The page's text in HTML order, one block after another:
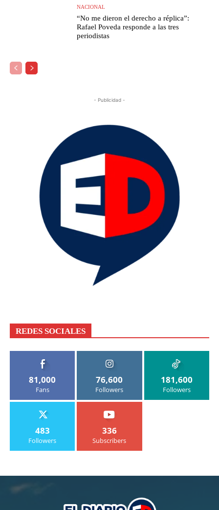
NACIONAL
“No me dieron el derecho a réplica”:
Rafael Poveda responde a las tres
periodistas
- Publicidad -
REDES SOCIALES
81,000
Fans
76,600
Followers
181,600
Followers
483
Followers
336
Subscribers